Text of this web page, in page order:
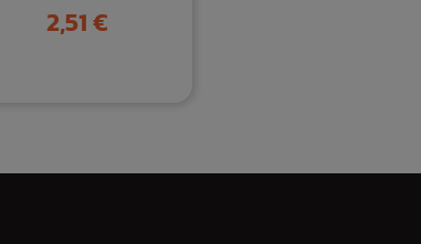
Prix
2,51 €